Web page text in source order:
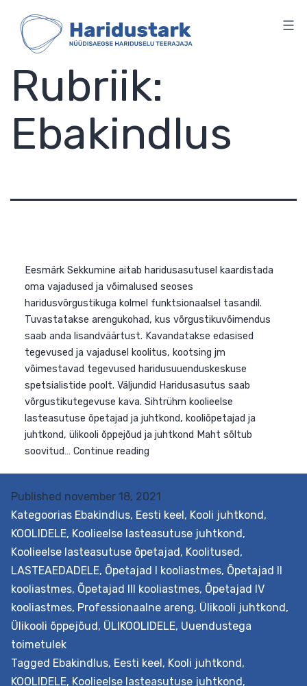
content
Rubriik:
Ebakindlus
Eesmärk Sekkumine aitab haridusasutusel kaardistada
oma vajadused ja võimalused seoses
haridusvõrgustikuga kolmel funktsionaalsel tasandil.
Tuvastatakse arengukohad, kus võrgustikuvõimendus
saab anda lisandväärtust. Kavandatakse edasised
tegevused ja vajadusel koolitus, kootsing jm
võimestavad tegevused haridusuuenduskeskuse
spetsialistide poolt. Väljundid Haridusasutus saab
võrgustikutegevuse kava. Sihtrühm koolieelse
soovitud…Continue reading
kompassi
toetuspakett
Published november 18, 2021
Kategoorias Ebakindlus, Eesti keel, Kooli juhtkond,
KOOLIDELE, Koolieelse lasteasutuse juhtkond,
Koolieelse lasteasutuse õpetajad, Koolitused,
LASTEAEDADELE, Õpetajad I kooliastmes, Õpetajad II
kooliastmes, Õpetajad III kooliastmes, Õpetajad IV
kooliastmes, Professionaalne areng, Ülikooli juhtkond,
Ülikooli õppejõud, ÜLIKOOLIDELE, Uuendustega
toimetulek
Tagged Ebakindlus, Eesti keel, Kooli juhtkond,
KOOLIDELE, Koolieelse lasteasutuse juhtkond,